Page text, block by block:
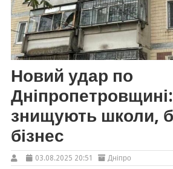
Новий удар по
знищують школи,
бізнес
03.08.2025 20:51 Дніпро